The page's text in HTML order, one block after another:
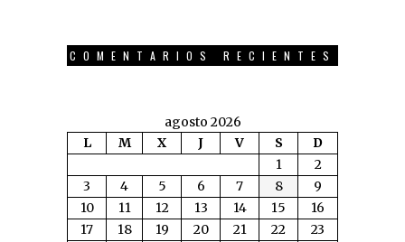
COMENTARIOS RECIENTES
agosto 2026
L
M X J V S
D
1
2
3
4 5 6 7 8
9
10
11 12 13 14 15
16
17
18 19 20 21 22
23